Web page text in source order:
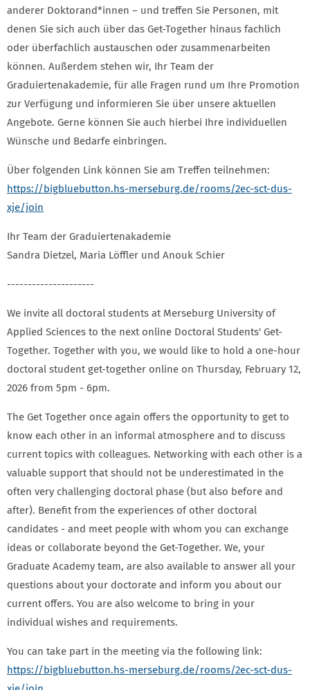
anderer Doktorand*innen – und treffen Sie Personen, mit
denen Sie sich auch über das Get-Together hinaus fachlich
oder überfachlich austauschen oder zusammenarbeiten
können. Außerdem stehen wir, Ihr Team der
Graduiertenakademie, für alle Fragen rund um Ihre Promotion
zur Verfügung und informieren Sie über unsere aktuellen
Angebote. Gerne können Sie auch hierbei Ihre individuellen
Wünsche und Bedarfe einbringen.
Über folgenden Link können Sie am Treffen teilnehmen:
https://bigbluebutton.hs-merseburg.de/rooms/2ec-sct-dus-
xje/join
Ihr Team der Graduiertenakademie
Sandra Dietzel, Maria Löffler und Anouk Schier
---------------------
We invite all doctoral students at Merseburg University of
Applied Sciences to the next online Doctoral Students' Get-
Together. Together with you, we would like to hold a one-hour
doctoral student get-together online on Thursday, February 12,
2026 from 5pm - 6pm.
The Get Together once again offers the opportunity to get to
know each other in an informal atmosphere and to discuss
current topics with colleagues. Networking with each other is a
valuable support that should not be underestimated in the
often very challenging doctoral phase (but also before and
after). Benefit from the experiences of other doctoral
candidates - and meet people with whom you can exchange
ideas or collaborate beyond the Get-Together. We, your
Graduate Academy team, are also available to answer all your
questions about your doctorate and inform you about our
current offers. You are also welcome to bring in your
individual wishes and requirements.
You can take part in the meeting via the following link:
https://bigbluebutton.hs-merseburg.de/rooms/2ec-sct-dus-